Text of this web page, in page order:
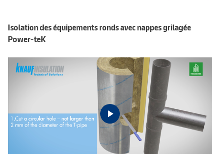
Isolation des équipements ronds avec nappes grilagée
Power-teK